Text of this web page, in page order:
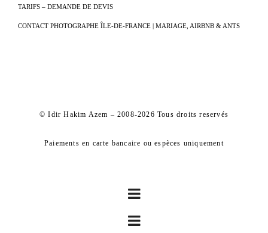
TARIFS – DEMANDE DE DEVIS
CONTACT PHOTOGRAPHE ÎLE-DE-FRANCE | MARIAGE, AIRBNB & ANTS
© Idir Hakim Azem – 2008-2026 Tous droits reservés
Paiements en carte bancaire ou espèces uniquement